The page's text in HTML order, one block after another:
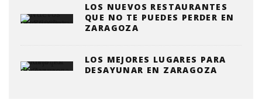
LOS NUEVOS RESTAURANTES
QUE NO TE PUEDES PERDER EN
ZARAGOZA
LOS MEJORES LUGARES PARA
DESAYUNAR EN ZARAGOZA